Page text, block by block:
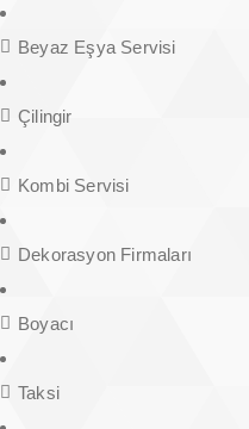
Beyaz Eşya Servisi
Çilingir
Kombi Servisi
Dekorasyon Firmaları
Boyacı
Taksi